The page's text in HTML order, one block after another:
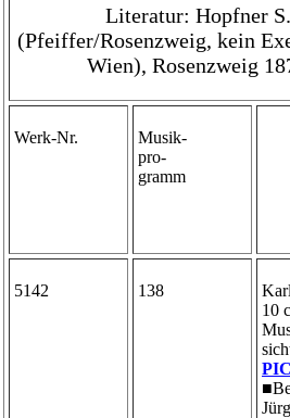
Literatur: Hopfner
(Pfeiffer/Rosenzweig, kein
Wien), Rosenzweig
Werk-Nr.
Musik-
pro-
gramm
5142 138
10